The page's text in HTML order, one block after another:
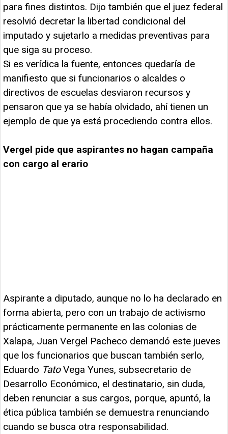
para fines distintos. Dijo también que el juez federal
resolvió decretar la libertad condicional del
imputado y sujetarlo a medidas preventivas para
que siga su proceso.
Si es verídica la fuente, entonces quedaría de
manifiesto que si funcionarios o alcaldes o
directivos de escuelas desviaron recursos y
pensaron que ya se había olvidado, ahí tienen un
ejemplo de que ya está procediendo contra ellos.
Vergel pide que aspirantes no hagan campaña
con cargo al erario
Aspirante a diputado, aunque no lo ha declarado en
forma abierta, pero con un trabajo de activismo
prácticamente permanente en las colonias de
Xalapa, Juan Vergel Pacheco demandó este jueves
que los funcionarios que buscan también serlo,
Eduardo TatoVega Yunes, subsecretario de
Desarrollo Económico, el destinatario, sin duda,
deben renunciar a sus cargos, porque, apuntó, la
ética pública también se demuestra renunciando
cuando se busca otra responsabilidad.